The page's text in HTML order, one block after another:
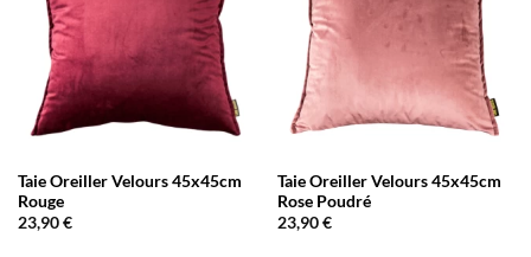
Taie Oreiller Velours 45x45cm
Rouge
23,90€
Taie Oreiller Velours 45x45cm
Rose Poudré
23,90€